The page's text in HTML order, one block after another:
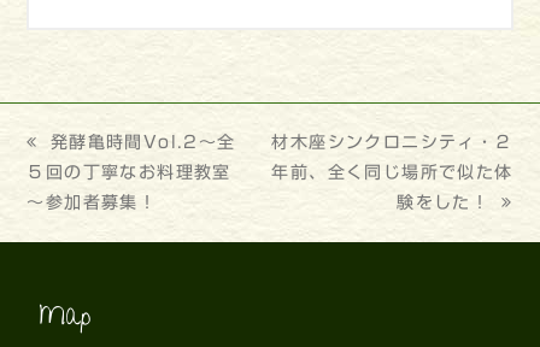
previous
post:
発酵亀時間Vol.2～全
５回の丁寧なお料理教室
～参加者募集！
next
post:
材木座シンクロニシティ・２
年前、全く同じ場所で似た体
験をした！
Map